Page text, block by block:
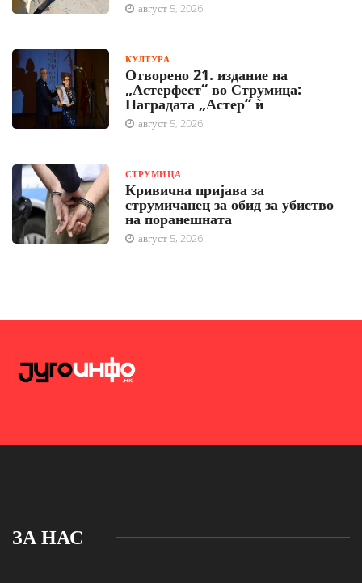
август 5, 2026
КУЛТУРА
Отворено 21. издание на
„Астерфест“ во Струмица:
Наградата „Астер“ ѝ
август 5, 2026
СТРУМИЦА
Кривична пријава за
струмичанец за обид за убиство
на поранешната
август 5, 2026
ЗА НАС